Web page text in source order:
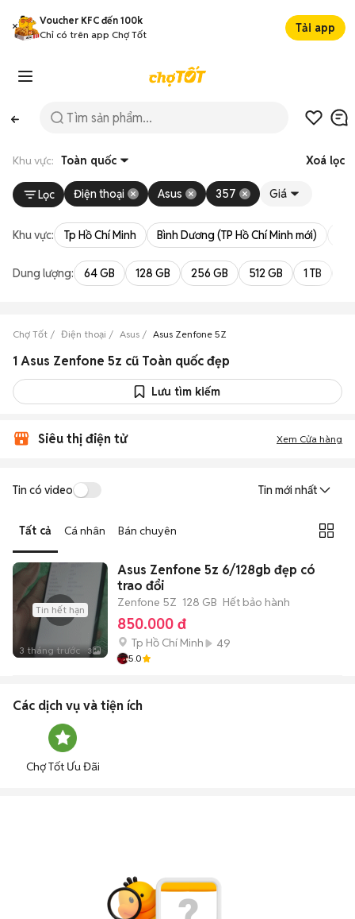
Voucher KFC đến 100k
Chỉ có trên app Chợ Tốt
Tải app
Khu vực: Toàn quốc Xoá lọc
Lọc Điện thoại Asus 357 Giá
Khu vực: Tp Hồ Chí Minh Bình Dương (TP Hồ Chí Minh mới)
Dung lượng: 64 GB 128 GB 256 GB 512 GB 1 TB
Chợ Tốt Điện thoại Asus Asus Zenfone 5Z
1 Asus Zenfone 5z cũ Toàn quốc đẹp
Lưu tìm kiếm
Siêu thị điện tử Xem Cửa hàng
Tin có video Tin mới nhất
Tất cả Cá nhân Bán chuyên
Tin hết hạn
3 tháng trước 3
Asus Zenfone 5z 6/128gb đẹp có
trao đổi
Zenfone 5Z 128 GB Hết bảo hành
850.000 đ
Tp Hồ Chí Minh 49
5.0
Các dịch vụ và tiện ích
Chợ Tốt Ưu Đãi